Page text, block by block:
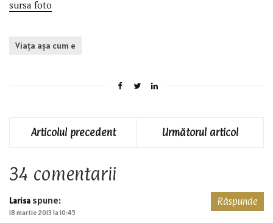
sursa foto
Viaţa aşa cum e
Articolul precedent Următorul articol
34 comentarii
Larisa spune:
18 martie 2013 la 10:45
Răspunde